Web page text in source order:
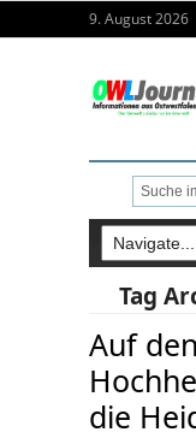
9. August 2026
Tag
Auf den
die